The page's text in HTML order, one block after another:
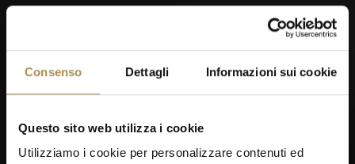
Consenso Dettagli Informazioni sui cookie
Questo sito web utilizza i cookie
Utilizziamo i cookie per personalizzare contenuti ed